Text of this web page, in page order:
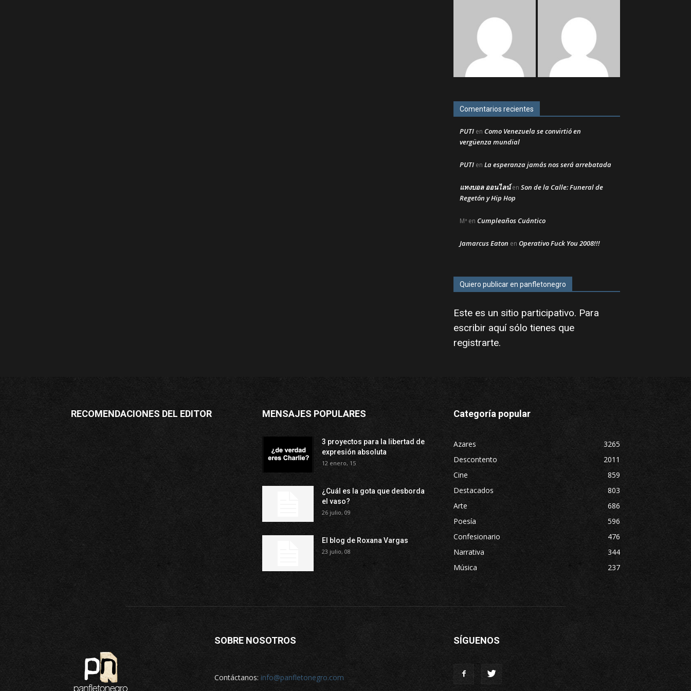
Comentarios recientes
PUTI en Como Venezuela se convirtió en
vergüenza mundial
PUTI en La esperanza jamás nos será arrebatada
แทงบอล ออนไลน์en Son de la Calle: Funeral de
Regetón y Hip Hop
Mª en Cumpleaños Cuántico
Jamarcus Eaton en Operativo Fuck You 2008!!!
Quiero publicar en panfletonegro
Este es un sitio participativo. Para
escribir aquí sólo tienes que
registrarte.
RECOMENDACIONES DEL EDITOR MENSAJES POPULARES
3 proyectos para la libertad de
expresión absoluta
12 enero, 15
¿Cuál es la gota que desborda
el vaso?
26 julio, 09
El blog de Roxana Vargas
23 julio, 08
Categoría popular
Azares
3265
Descontento
2011
Cine
859
Destacados
803
Arte
686
Poesía
596
Confesionario
476
Narrativa
344
Música
237
SOBRE NOSOTROS
Contáctanos: info@panfletonegro.com
SÍGUENOS